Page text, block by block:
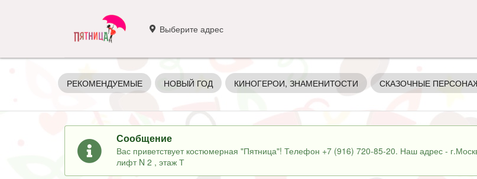
Выберите адрес
РЕКОМЕНДУЕМЫЕ НОВЫЙ ГОД КИНОГЕРОИ, ЗНАМЕНИТОСТИ СКАЗОЧНЫЕ
Сообщение
Вас приветствует костюмерная "Пятница"! Телефон +7 (916) 720-85-20. Наш адрес -
лифт N 2 , этаж Т